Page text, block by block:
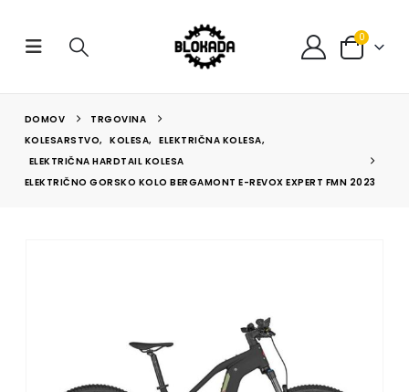
0
DOMOV
TRGOVINA
KOLESARSTVO, KOLESA, ELEKTRIČNA KOLESA,
ELEKTRIČNA HARDTAIL KOLESA
ELEKTRIČNO GORSKO KOLO BERGAMONT E-REVOX EXPERT FMN 2023